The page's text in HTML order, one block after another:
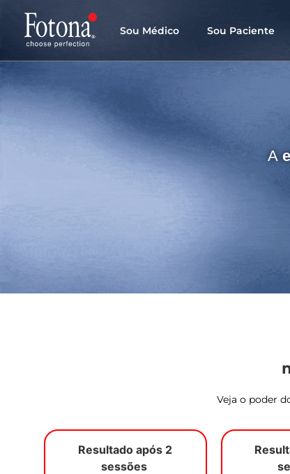
Sou Médico Sou Paciente
A
Veja o poder
Resultado após 2
sessões